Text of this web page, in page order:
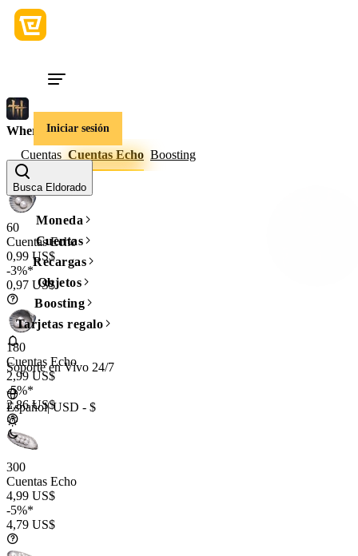
Iniciar sesión
Busca Eldorado
Moneda
Cuentas
Recargas
Objetos
Boosting
Tarjetas regalo
Soporte en Vivo 24/7
Español|USD - $
Where Winds Meet
Cuentas Cuentas Echo Boosting
Cantidad
60
Cuentas Echo
0,99 US$
-3%*
0,97 US$
180
Cuentas Echo
2,99 US$
-5%*
2,86 US$
300
Cuentas Echo
4,99 US$
-5%*
4,79 US$